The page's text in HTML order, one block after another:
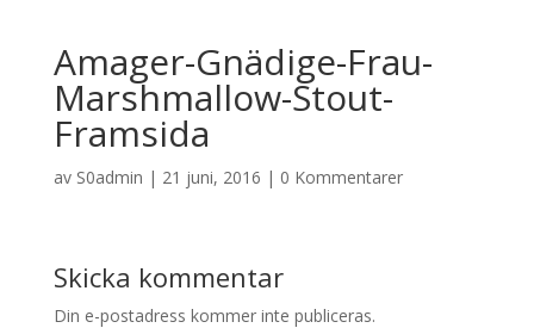
Amager-Gnädige-Frau-
Marshmallow-Stout-
Framsida
av S0admin | 21 juni, 2016 | 0 Kommentarer
Skicka kommentar
Din e-postadress kommer inte publiceras.